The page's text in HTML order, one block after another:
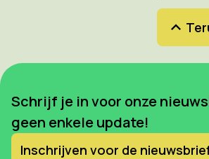
Schrijf je in voor onze
geen enkele update!
Inschrijven voor de